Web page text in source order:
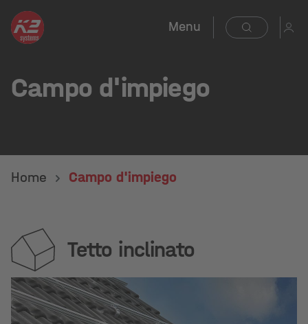
Menu
Campo d'impiego
Home Campo d'impiego
Tetto inclinato